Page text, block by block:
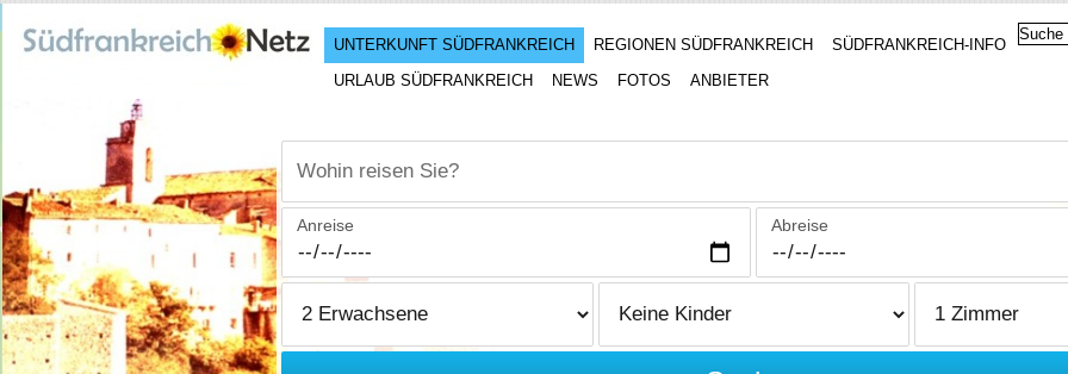
UNTERKUNFT SÜDFRANKREICH REGIONEN SÜDFRANKREICH
SÜDFRANKREICH-INFO
URLAUB SÜDFRANKREICH
NEWS FOTOS ANBIETER
Wohin reisen Sie?
Anreise Abreise